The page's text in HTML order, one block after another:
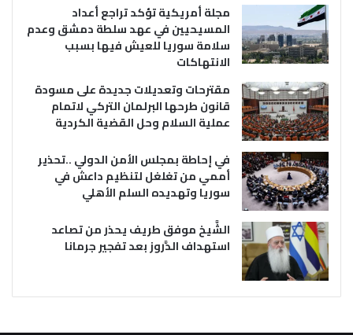
مجلة أمريكية تؤكد تراجع أعداد
المسيحيين في عهد سلطة دمشق وعدم
سلامة سوريا للعيش فيها بسبب
الانتهاكات
مقترحات وتعديلات جديدة على مسودة
قانون طرحها البرلمان التركي لاتمام
عملية السلام وحل القضية الكردية
في إحاطة بمجلس الأمن الدولي ..تحذير
أممي من تغلغل لتنظيم داعش في
سوريا وتهديده السلم الأهلي
الشَّيخ موفق طريف يحذر من تصاعد
استهداف الدَّروز بعد تفجير جرمانا